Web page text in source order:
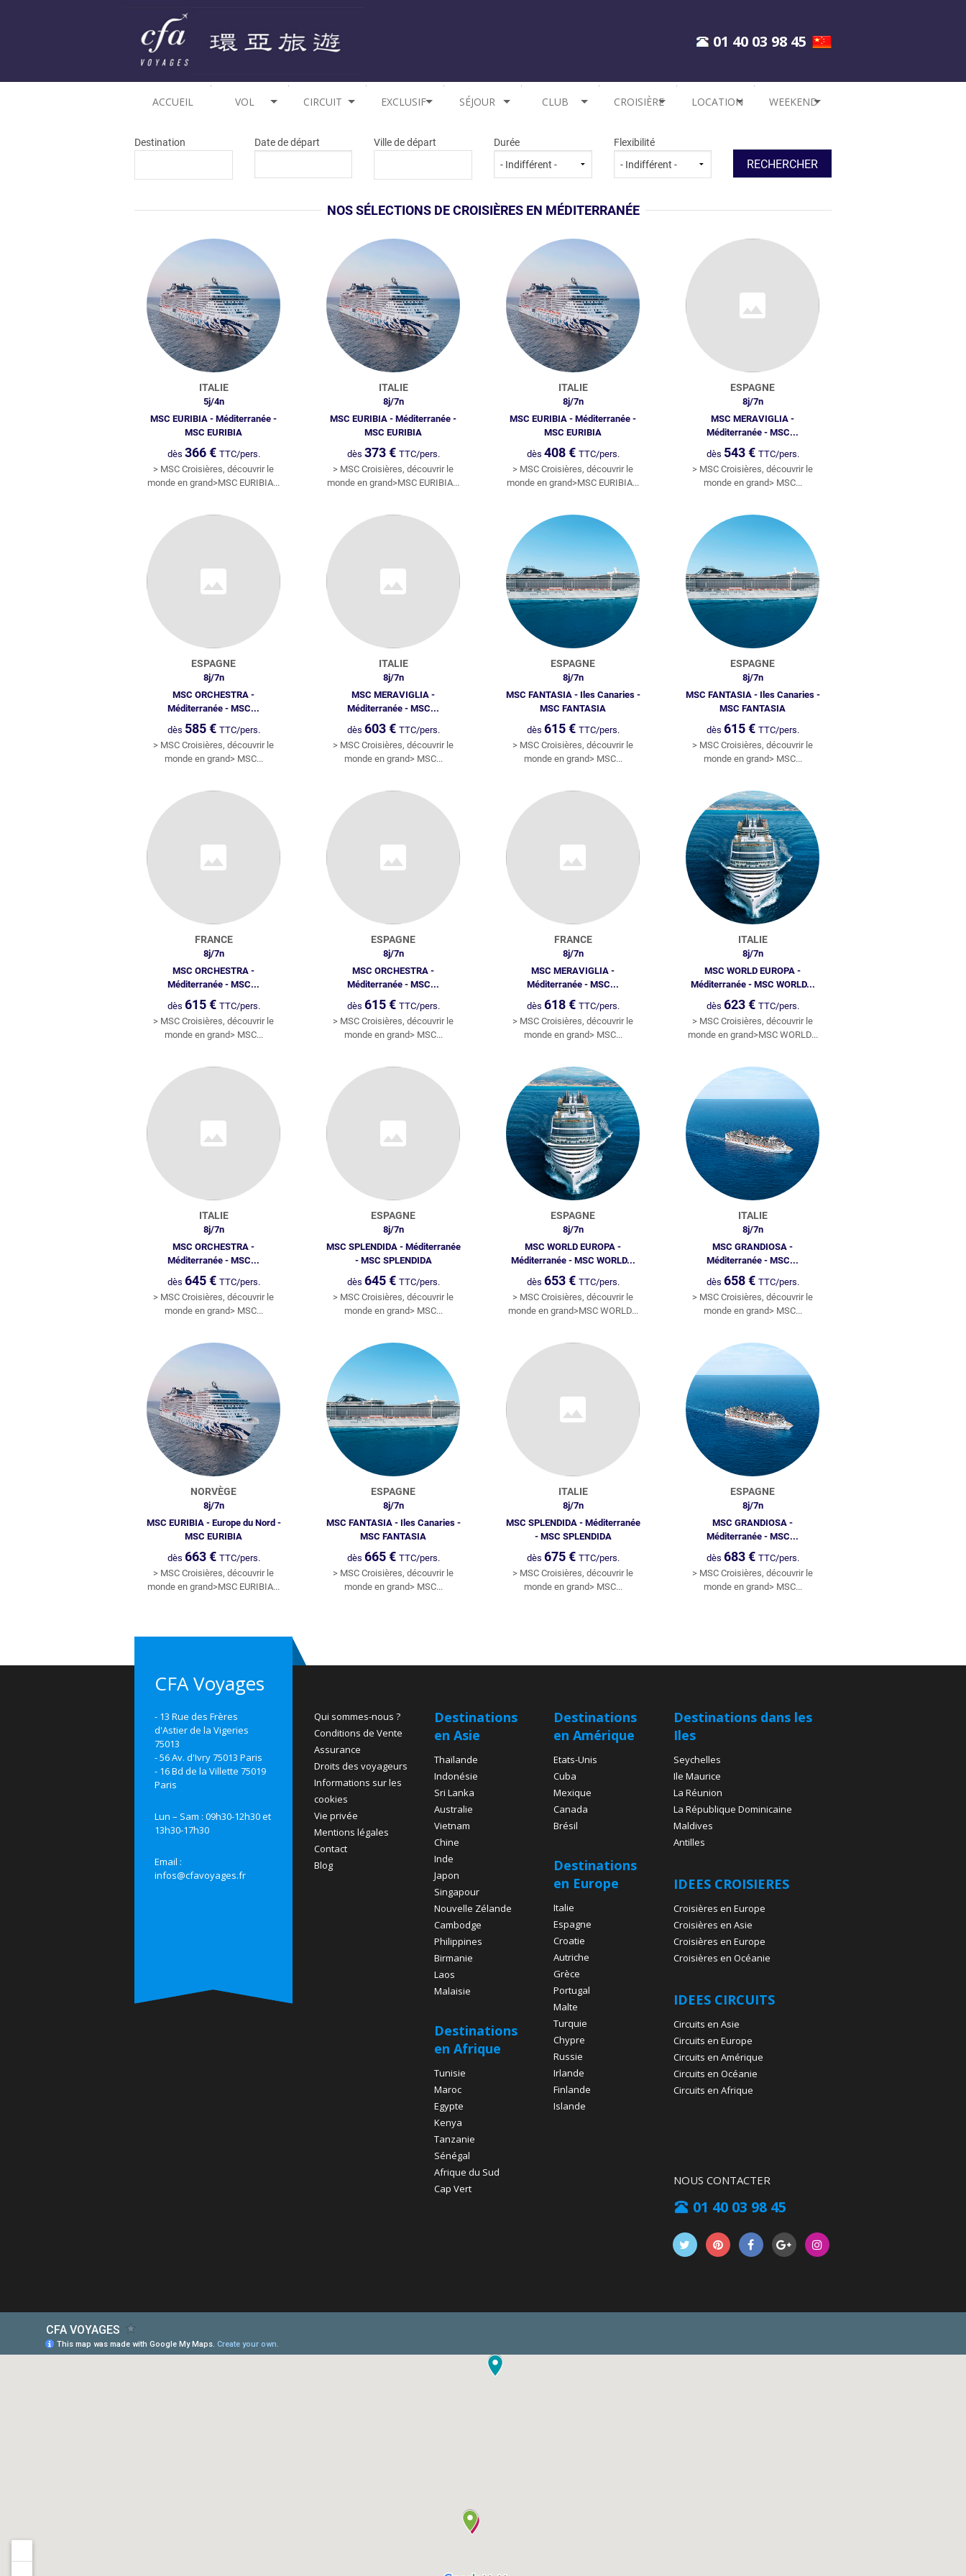
01 40 03 98 45
ACCUEIL VOL
VIETNAM
INDE
JAPON
PHILIPPINES
BIRMANIE
HONG KONG
CIRCUIT
OCÉANIE
THAILANDE
VIETNAM
CANADA
EXCLUSIF SÉJOUR
ITALIE ET MALTE
PORTUGAL
TUNISIE ET MAROC
CLUB
GRÈCE
ITALIE
BALKANS
ÎLES DE RÊVES
MAROC ET TUNISIE
EGYPTE
TURQUIE
AMÉRIQUE
MOYEN ORIENT
CROISIÈRE
AMÉRIQUE
OCÉANIE
LOCATION
CORSE
CROATIE
AUTRICHE
GRANDE-BRETAGNE
BELGIQUE
PORTUGAL
WEEKEND
ITALIE
FRANCE
EMIRATS ARABES UNIS
TUNISIE
GRÈCE
MAROC
Destination Date de départ Ville de départ Durée Flexibilité
NOS SÉLECTIONS DE CROISIÈRES EN MÉDITERRANÉE
ITALIE
5j/4n
MSC EURIBIA - Méditerranée -
MSC EURIBIA
dès 366€ TTC/pers.
> MSC Croisières, découvrir le
monde en grand>MSC EURIBIA...
ITALIE
8j/7n
MSC EURIBIA - Méditerranée -
MSC EURIBIA
dès 373€ TTC/pers.
> MSC Croisières, découvrir le
monde en grand>MSC EURIBIA...
ITALIE
8j/7n
MSC EURIBIA - Méditerranée -
MSC EURIBIA
dès 408€ TTC/pers.
> MSC Croisières, découvrir le
monde en grand>MSC EURIBIA...
ESPAGNE
8j/7n
MSC MERAVIGLIA -
Méditerranée - MSC...
dès 543€ TTC/pers.
> MSC Croisières, découvrir le
monde en grand> MSC...
ESPAGNE
8j/7n
MSC ORCHESTRA -
Méditerranée - MSC...
dès 585€ TTC/pers.
> MSC Croisières, découvrir le
monde en grand> MSC...
ITALIE
8j/7n
MSC MERAVIGLIA -
Méditerranée - MSC...
dès 603€ TTC/pers.
> MSC Croisières, découvrir le
monde en grand> MSC...
ESPAGNE
8j/7n
MSC FANTASIA - Iles Canaries -
MSC FANTASIA
dès 615€ TTC/pers.
> MSC Croisières, découvrir le
monde en grand> MSC...
ESPAGNE
8j/7n
MSC FANTASIA - Iles Canaries -
MSC FANTASIA
dès 615€ TTC/pers.
> MSC Croisières, découvrir le
monde en grand> MSC...
FRANCE
8j/7n
MSC ORCHESTRA -
Méditerranée - MSC...
dès 615€ TTC/pers.
> MSC Croisières, découvrir le
monde en grand> MSC...
ESPAGNE
8j/7n
MSC ORCHESTRA -
Méditerranée - MSC...
dès 615€ TTC/pers.
> MSC Croisières, découvrir le
monde en grand> MSC...
FRANCE
8j/7n
MSC MERAVIGLIA -
Méditerranée - MSC...
dès 618€ TTC/pers.
> MSC Croisières, découvrir le
monde en grand> MSC...
ITALIE
8j/7n
MSC WORLD EUROPA -
Méditerranée - MSC WORLD...
dès 623€ TTC/pers.
> MSC Croisières, découvrir le
monde en grand>MSC WORLD...
ITALIE
8j/7n
MSC ORCHESTRA -
Méditerranée - MSC...
dès 645€ TTC/pers.
> MSC Croisières, découvrir le
monde en grand> MSC...
ESPAGNE
8j/7n
MSC SPLENDIDA - Méditerranée
- MSC SPLENDIDA
dès 645€ TTC/pers.
> MSC Croisières, découvrir le
monde en grand> MSC...
ESPAGNE
8j/7n
MSC WORLD EUROPA -
Méditerranée - MSC WORLD...
dès 653€ TTC/pers.
> MSC Croisières, découvrir le
monde en grand>MSC WORLD...
ITALIE
8j/7n
MSC GRANDIOSA -
Méditerranée - MSC...
dès 658€ TTC/pers.
> MSC Croisières, découvrir le
monde en grand> MSC...
NORVÈGE
8j/7n
MSC EURIBIA - Europe du Nord -
MSC EURIBIA
dès 663€ TTC/pers.
> MSC Croisières, découvrir le
monde en grand>MSC EURIBIA...
ESPAGNE
8j/7n
MSC FANTASIA - Iles Canaries -
MSC FANTASIA
dès 665€ TTC/pers.
> MSC Croisières, découvrir le
monde en grand> MSC...
ITALIE
8j/7n
MSC SPLENDIDA - Méditerranée
- MSC SPLENDIDA
dès 675€ TTC/pers.
> MSC Croisières, découvrir le
monde en grand> MSC...
ESPAGNE
8j/7n
MSC GRANDIOSA -
Méditerranée - MSC...
dès 683€ TTC/pers.
> MSC Croisières, découvrir le
monde en grand> MSC...
CFA Voyages
- 13 Rue des Frères
d'Astier de la Vigeries
75013
- 56 Av. d'Ivry 75013 Paris
- 16 Bd de la Villette 75019
Paris
Lun – Sam : 09h30-12h30 et
13h30-17h30
Email :
infos@cfavoyages.fr
Qui sommes-nous ?
Conditions de Vente
Assurance
Droits des voyageurs
Informations sur les
cookies
Vie privée
Mentions légales
Contact
Blog
Destinations
en Asie
Thaïlande
Indonésie
Sri Lanka
Australie
Vietnam
Chine
Inde
Japon
Singapour
Nouvelle Zélande
Cambodge
Philippines
Birmanie
Laos
Malaisie
Destinations
en Afrique
Tunisie
Maroc
Egypte
Kenya
Tanzanie
Sénégal
Afrique du Sud
Cap Vert
Destinations
en Amérique
Etats-Unis
Cuba
Mexique
Canada
Brésil
Destinations
en Europe
Italie
Espagne
Croatie
Autriche
Grèce
Portugal
Malte
Turquie
Chypre
Russie
Irlande
Finlande
Islande
Destinations dans les
Iles
Seychelles
Ile Maurice
La Réunion
La République Dominicaine
Maldives
Antilles
IDEES CROISIERES
Croisières en Europe
Croisières en Asie
Croisières en Europe
Croisières en Océanie
IDEES CIRCUITS
Circuits en Asie
Circuits en Europe
Circuits en Amérique
Circuits en Océanie
Circuits en Afrique
NOUS CONTACTER
01 40 03 98 45